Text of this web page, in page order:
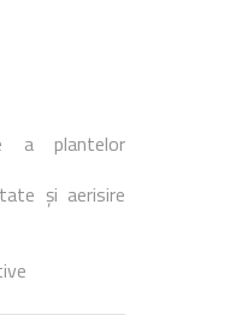
a plantelor
și aerisire